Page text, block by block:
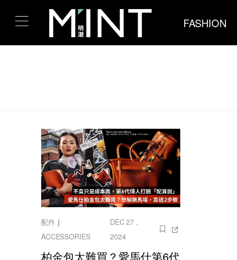
FASHION
配件｜
ACCESSORIES
DEC 27 ,
2024
柏金包太難買？愛馬仕第6代